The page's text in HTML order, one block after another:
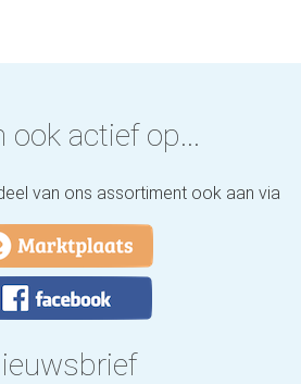
ook actief op...
van ons assortiment ook aan via